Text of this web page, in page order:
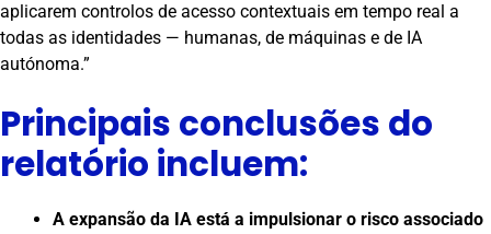
aplicarem controlos de acesso contextuais em tempo real a
todas as identidades — humanas, de máquinas e de IA
autónoma.”
Principais conclusões do
relatório incluem:
A expansão da IA está a impulsionar o risco associado